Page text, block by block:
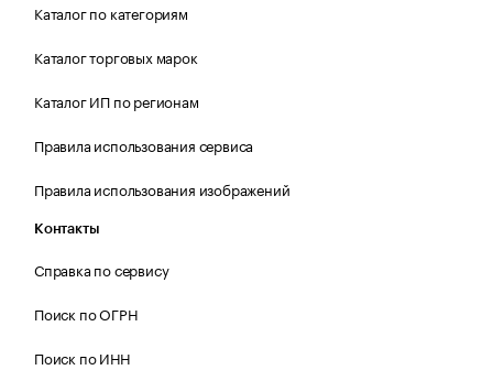
Каталог по категориям
Каталог торговых марок
Каталог ИП по регионам
Правила использования сервиса
Правила использования изображений
Контакты
Справка по сервису
Поиск по ОГРН
Поиск по ИНН